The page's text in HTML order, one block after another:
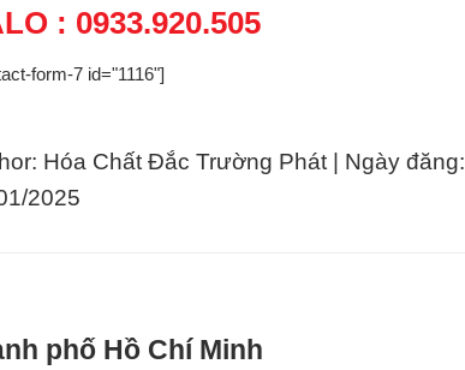
: 0933.920.505
form-7 id="1116"]
Hóa Chất Đắc Trường Phát | Ngày đăng:
2025
phố Hồ Chí Minh